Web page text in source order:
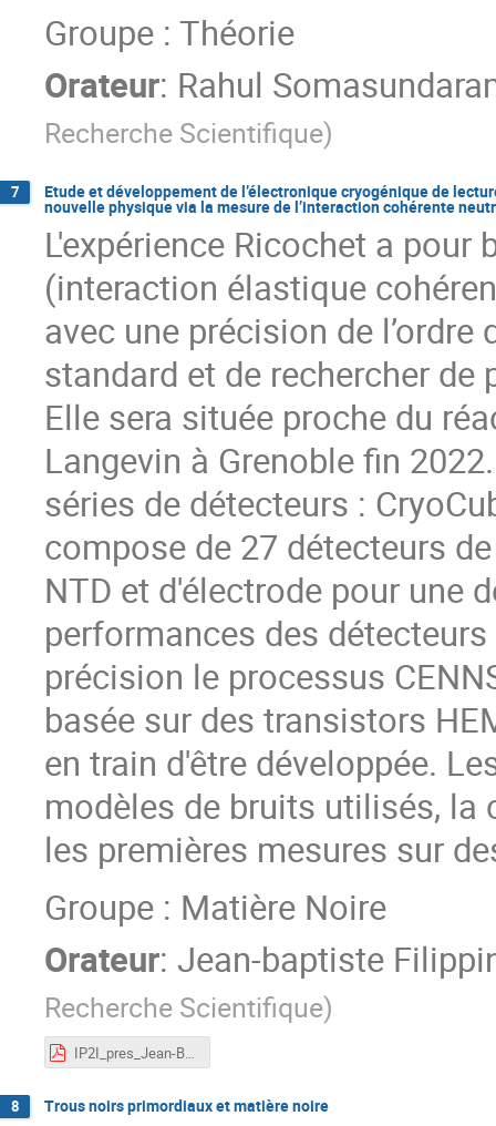
Groupe : Théorie
Orateur: Rahul
Recherche Scientifique)
7 Etude et développement de l’électronique cryogénique de
nouvelle physique via la mesure de l’interaction cohérente
L'expérience Ricochet a pour
(interaction élastique
avec une précision de
standard et de rechercher
Elle sera située proche du
Langevin à Grenoble fin
séries de détecteurs :
compose de 27 détecteurs
NTD et d'électrode pour une
performances des
précision le processus
basée sur des transistors
en train d'être développée.
modèles de bruits utilisés, la
les premières mesures sur
Groupe : Matière Noire
Orateur: Jean-baptiste
Recherche Scientifique)
IP2I_pres_Jean-Baptiste_FILIPPINI.pdf
8 Trous noirs primordiaux et matière noire